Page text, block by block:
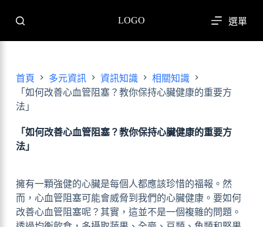
至
主
容
LOGO 選單
首頁 多元資訊 資訊知識
相關知識
「如何改善心血管阻塞？教你保持心臟健康的重要方
法」
「如何改善心血管阻塞？教你保持心臟健康的重要方
法」
擁有一顆強健的心臟是每個人都應該珍惜的福報。然
而，心血管阻塞可能會威脅到我們的心臟健康。要如何
改善心血管阻塞呢？其實，這並不是一個複雜的問題。